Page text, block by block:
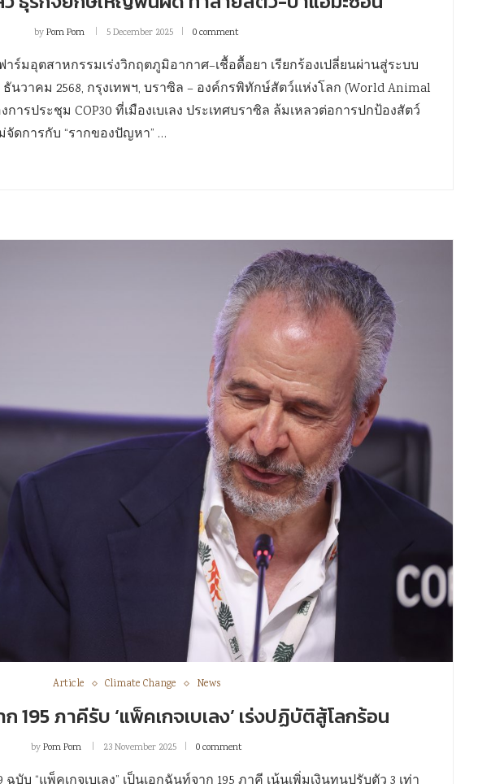
byPom Pom 5 December 2025 0 comment
ร์มอุตสาหกรรมเร่งวิกฤตภูมิอากาศ–เชื้อดื้อยา เรียกร้องเปลี่ยนผ่านสู่ระบบ
นวาคม 2568, กรุงเทพฯ, บราซิล – องค์กรพิทักษ์สัตว์แห่งโลก (World Animal
ารประชุม COP30 ที่เมืองเบเลง ประเทศบราซิล ล้มเหลวต่อการปกป้องสัตว์
ดการกับ “รากของปัญหา” …
Article Climate Change News
ก 195 ภาคีรับ ‘แพ็คเกจเบเลง’ เร่งปฏิบัติสู้โลกร้อน
byPom Pom 23 November 2025 0 comment